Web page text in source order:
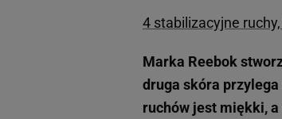
4 stabilizacyjne
Marka Reebok
druga skóra przylega
ruchów jest miękki,